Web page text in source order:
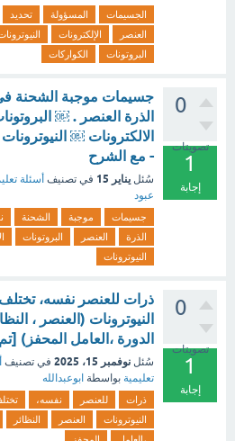
الجسيمات المسؤولة تحديد
العنصر
الإلكترونات
البروتونات
الكواركات
0
تصويتات
1
إجابة
جسيمات موجبة الشحنة
الذرة العنصر . ￼
الالكترونات ￼
- مع الشرح
سُئل يناير 15 في تصنيف أسئلة
عبود
جسيمات موجبة الشحنة
الذرة
العنصر البروتونات
النيوترونات
0
تصويتات
1
إجابة
ذرات للعنصر نفسه،
النيوترونات (العنصر ،
الدورة ،العامل المحفز)
سُئل نوفمبر 15، 2025 في تصنيف
تعليمية بواسطة ابوعبدالله
ذرات للعنصر نفسه،
النيوترونات
العنصر النظائر